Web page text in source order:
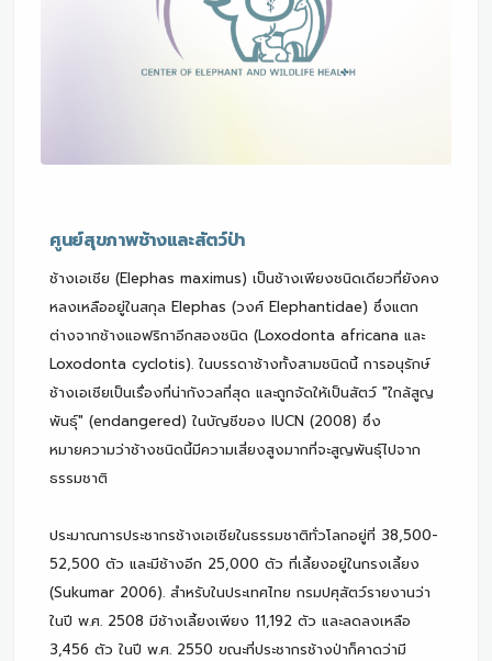
ศูนย์สุขภาพช้างและสัตว์ป่า
ช้างเอเชีย (Elephas maximus) เป็นช้างเพียงชนิดเดียวที่ยังคง
หลงเหลืออยู่ในสกุล Elephas (วงศ์ Elephantidae) ซึ่งแตก
ต่างจากช้างแอฟริกาอีกสองชนิด (Loxodonta africana และ
Loxodonta cyclotis). ในบรรดาช้างทั้งสามชนิดนี้ การอนุรักษ์
ช้างเอเชียเป็นเรื่องที่น่ากังวลที่สุด และถูกจัดให้เป็นสัตว์ "ใกล้สูญ
พันธุ์" (endangered) ในบัญชีของ IUCN (2008) ซึ่ง
หมายความว่าช้างชนิดนี้มีความเสี่ยงสูงมากที่จะสูญพันธุ์ไปจาก
ธรรมชาติ
ประมาณการประชากรช้างเอเชียในธรรมชาติทั่วโลกอยู่ที่ 38,500-
52,500 ตัว และมีช้างอีก 25,000 ตัว ที่เลี้ยงอยู่ในกรงเลี้ยง
(Sukumar 2006). สำหรับในประเทศไทย กรมปศุสัตว์รายงานว่า
ในปี พ.ศ. 2508 มีช้างเลี้ยงเพียง 11,192 ตัว และลดลงเหลือ
3,456 ตัว ในปี พ.ศ. 2550 ขณะที่ประชากรช้างป่าก็คาดว่ามี